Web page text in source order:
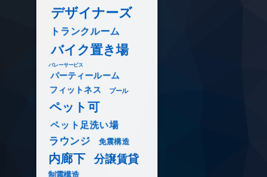
デザイナーズ
トランクルーム
バイク置き場
バレーサービス
パーティールーム
フィットネス プール
ペット可
ペット足洗い場
ラウンジ 免震構造
内廊下 分譲賃貸
制震構造